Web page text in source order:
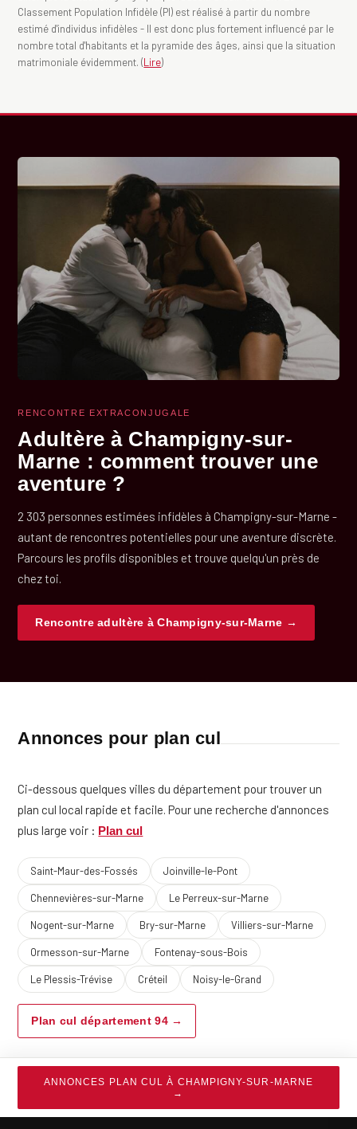
Classement Population Infidèle (PI) est réalisé à partir du nombre
estimé d'individus infidèles - Il est donc plus fortement influencé par le
nombre total d'habitants et la pyramide des âges, ainsi que la situation
matrimoniale évidemment. (Lire)
RENCONTRE EXTRACONJUGALE
Adultère à Champigny-sur-
Marne : comment trouver une
aventure ?
2 303 personnes estimées infidèles à Champigny-sur-Marne -
autant de rencontres potentielles pour une aventure discrète.
Parcours les profils disponibles et trouve quelqu'un près de
chez toi.
Rencontre adultère à Champigny-sur-Marne →
Annonces pour plan cul
Ci-dessous quelques villes du département pour trouver un
plan cul local rapide et facile. Pour une recherche d'annonces
plus large voir : Plan cul
Saint-Maur-des-Fossés Joinville-le-Pont
Chennevières-sur-Marne Le Perreux-sur-Marne
Nogent-sur-Marne Bry-sur-Marne Villiers-sur-Marne
Ormesson-sur-Marne Fontenay-sous-Bois
Le Plessis-Trévise Créteil Noisy-le-Grand
Plan cul département 94 →
Mentions legales·Confidentialite
ANNONCES PLAN CUL À CHAMPIGNY-SUR-MARNE
→